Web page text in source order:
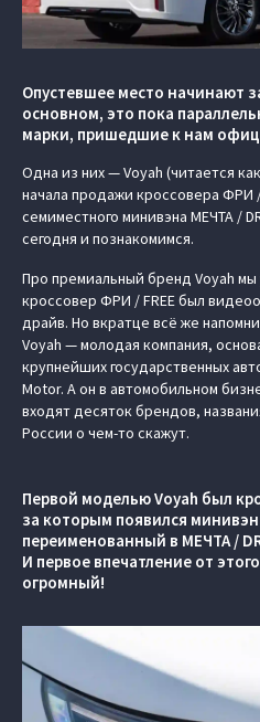
Опустевшее место начинают
основном, это пока
марки, пришедшие к нам
Одна из них — Voyah (читается
начала продажи кроссовера ФРИ /
семиместного минивэна МЕЧТА /
сегодня и познакомимся.
Про премиальный бренд Voyah
кроссовер ФРИ / FREE был
драйв. Но вкратце всё же
Voyah — молодая компания,
крупнейших государственных
Motor. А он в автомобильном
входят десяток брендов,
России о чем-то скажут.
Первой моделью Voyah был
за которым появился
переименованный в МЕЧТА /
И первое впечатление от
огромный!